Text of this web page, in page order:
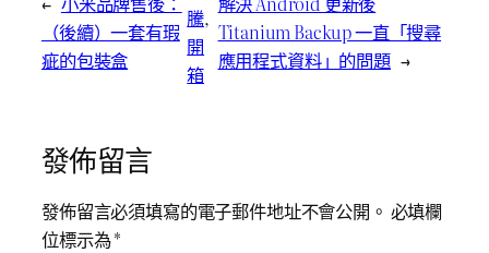
（後續）一套有瑕
疵的包裝盒
騰
開
箱
Titanium Backup 一直「搜尋
應用程式資料」的問題 →
發佈留言
發佈留言必須填寫的電子郵件地址不會公開。 必填欄
位標示為*